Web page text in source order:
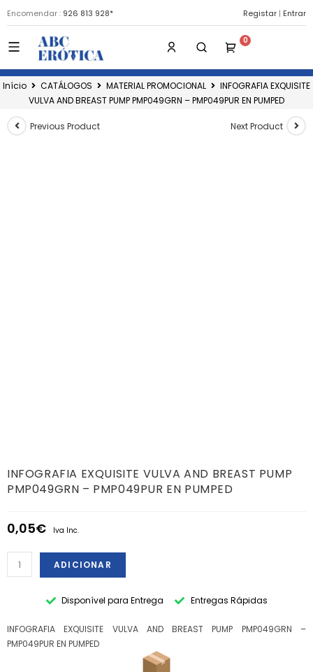
Encomendar : 926 813 928* Registar | Entrar
Início CATÁLOGOS MATERIAL PROMOCIONAL
INFOGRAFIA EXQUISITE
VULVA AND BREAST PUMP PMP049GRN – PMP049PUR EN PUMPED
Previous Product Next Product
INFOGRAFIA EXQUISITE VULVA AND BREAST PUMP
PMP049GRN – PMP049PUR EN PUMPED
0,05€ Iva Inc.
ADICIONAR
Disponível para Entrega Entregas Rápidas
INFOGRAFIA EXQUISITE VULVA AND BREAST PUMP PMP049GRN –
PMP049PUR EN PUMPED